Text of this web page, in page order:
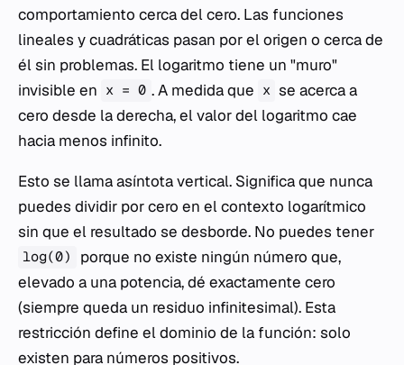
comportamiento cerca del cero. Las funciones
lineales y cuadráticas pasan por el origen o cerca de
él sin problemas. El logaritmo tiene un "muro"
invisible en x = 0 . A medida que x se acerca a
cero desde la derecha, el valor del logaritmo cae
hacia menos infinito.
Esto se llama asíntota vertical. Significa que nunca
puedes dividir por cero en el contexto logarítmico
sin que el resultado se desborde. No puedes tener
log(0)
porque no existe ningún número que,
elevado a una potencia, dé exactamente cero
(siempre queda un residuo infinitesimal). Esta
restricción define el dominio de la función: solo
existen para números positivos.